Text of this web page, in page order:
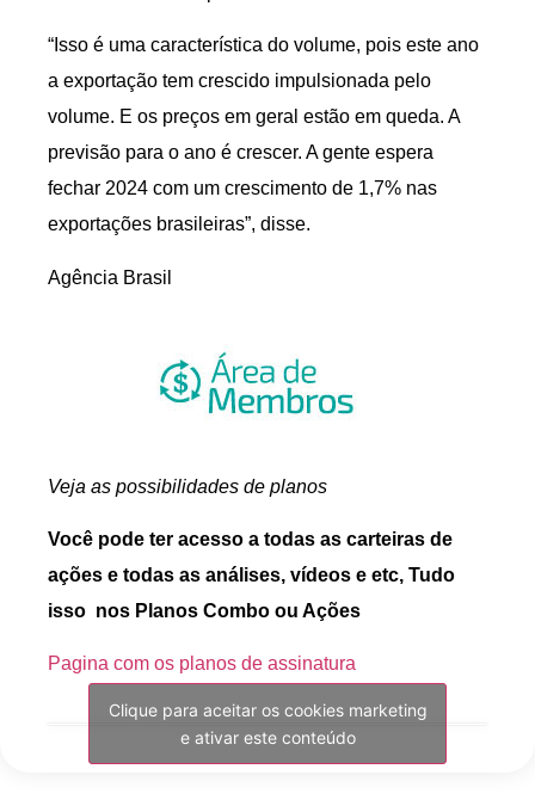
“Isso é uma característica do volume, pois este ano
a exportação tem crescido impulsionada pelo
volume. E os preços em geral estão em queda. A
previsão para o ano é crescer. A gente espera
fechar 2024 com um crescimento de 1,7% nas
exportações brasileiras”, disse.
Agência Brasil
Veja as possibilidades de planos
Você pode ter acesso a todas as carteiras de
ações e todas as análises, vídeos e etc, Tudo
isso nos Planos Combo ou Ações
Pagina com os planos de assinatura
Clique para aceitar os cookies marketing
e ativar este conteúdo